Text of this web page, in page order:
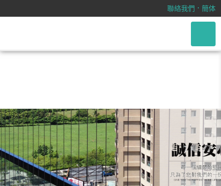
聯絡我們 ． 簡体
印刷名片如何對你的業務有著舉足輕